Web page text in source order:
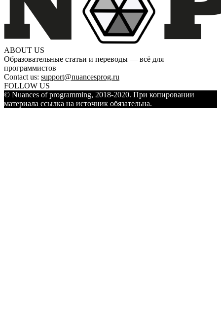
ABOUT US
Образовательные статьи и переводы — всё для
программистов
Contact us: support@nuancesprog.ru
FOLLOW US
© Nuances of programming, 2018-2020. При копировании
материала ссылка на источник обязательна.